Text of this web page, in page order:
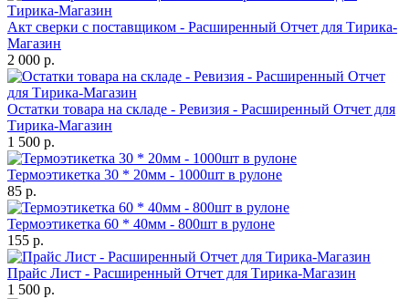
Акт сверки с поставщиком - Расширенный Отчет для Тирика-
Магазин
2 000 р.
Остатки товара на складе - Ревизия - Расширенный Отчет для
Тирика-Магазин
1 500 р.
Термоэтикетка 30 * 20мм - 1000шт в рулоне
85 р.
Термоэтикетка 60 * 40мм - 800шт в рулоне
155 р.
Прайс Лист - Расширенный Отчет для Тирика-Магазин
1 500 р.